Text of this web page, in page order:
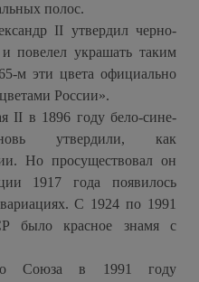
полос.
II утвердил черно-
повелел украшать таким
м эти цвета официально
России».
II в 1896 году бело-сине-
утвердили, как
Но просуществовал он
1917 года появилось
С 1924 по 1991
было красное знамя с
Союза в 1991 году